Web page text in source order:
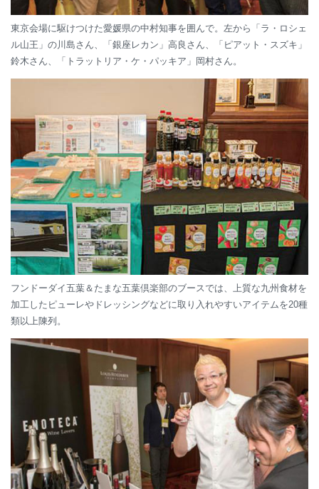
東京会場に駆けつけた愛媛県の中村知事を囲んで。左から「ラ・ロシェ
ル山王」の川島さん、「銀座レカン」高良さん、「ピアット・スズキ」
鈴木さん、「トラットリア・ケ・パッキア」岡村さん。
フンドーダイ五葉＆たまな五葉倶楽部のブースでは、上質な九州食材を
加工したピューレやドレッシングなどに取り入れやすいアイテムを20種
類以上陳列。